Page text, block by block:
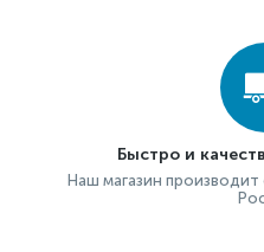
Быстро и
Наш магазин